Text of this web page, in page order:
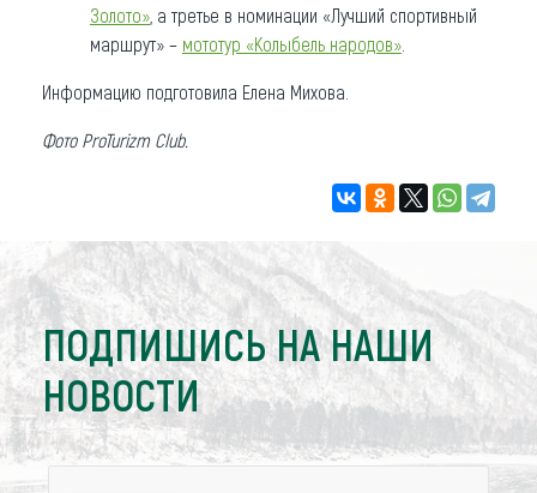
Золото» , а третье в номинации «Лучший спортивный
маршрут» – мототур «Колыбель народов»
Информацию подготовила Елена Михова.
Фото ProTurizm Club.
ПОДПИШИСЬ НА НАШИ
НОВОСТИ